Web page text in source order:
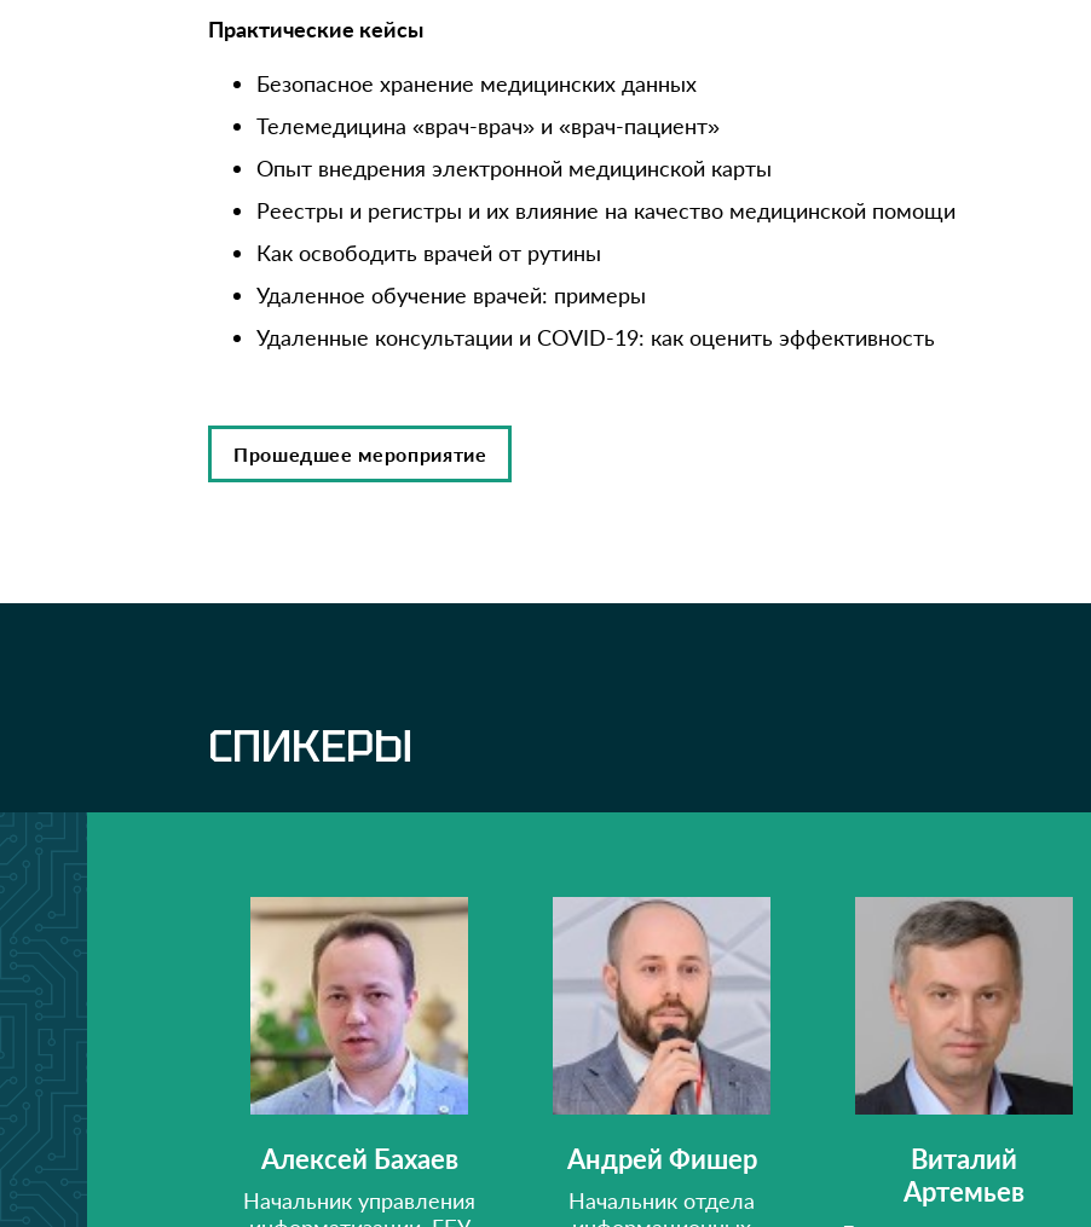
Практические кейсы
Безопасное хранение медицинских данных
Телемедицина «врач-врач» и «врач-пациент»
Опыт внедрения электронной медицинской карты
Реестры и регистры и их влияние на качество медицинской помощи
Как освободить врачей от рутины
Удаленное обучение врачей: примеры
Удаленные консультации и COVID-19: как оценить эффективность
Прошедшее мероприятие
СПИКЕРЫ
Алексей Бахаев
Начальник управления
Андрей Фишер
Начальник отдела
Виталий
Артемьев